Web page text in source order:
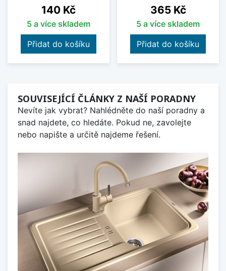
Cena
140 Kč
5 a více skladem
Přidat do košíku
Cena
365 Kč
5 a více skladem
Přidat do košíku
SOUVISEJÍCÍ ČLÁNKY Z NAŠÍ PORADNY
Nevíte jak vybrat? Nahlédněte do naší poradny a
snad najdete, co hledáte. Pokud ne, zavolejte
nebo napište a určitě najdeme řešení.